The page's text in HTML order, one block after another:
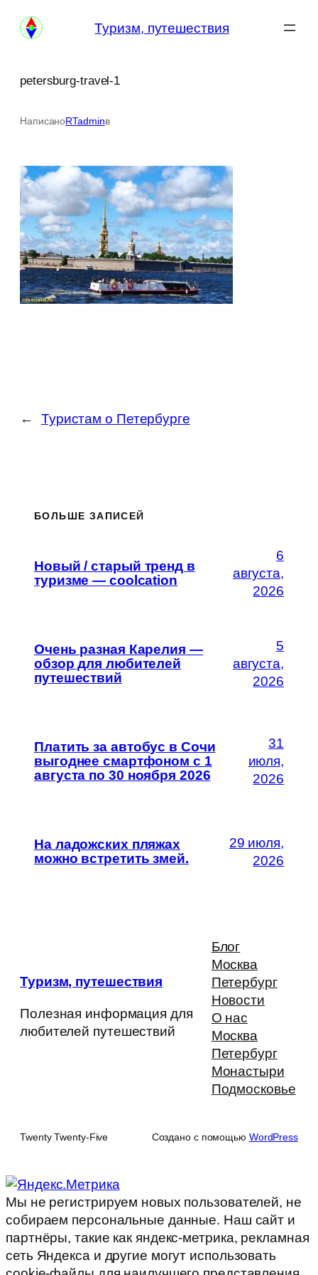
Перейти
Туризм, путешествия
petersburg-travel-1
НаписаноRTadminв
← Туристам о Петербурге
БОЛЬШЕ ЗАПИСЕЙ
Новый / старый тренд в
туризме — coolcation
6
августа,
2026
Очень разная Карелия —
обзор для любителей
путешествий
5
августа,
2026
Платить за автобус в Сочи
выгоднее смартфоном с 1
августа по 30 ноября 2026
31
июля,
2026
На ладожских пляжах
можно встретить змей.
29 июля,
2026
Туризм, путешествия
Полезная информация для
любителей путешествий
Блог
Москва
Петербург
Новости
О нас
Москва
Петербург
Монастыри
Подмосковье
Twenty Twenty-Five Создано с помощью WordPress
Мы не регистрируем новых пользователей, не
собираем персональные данные. Наш сайт и
партнёры, такие как яндекс-метрика, рекламная
сеть Яндекса и другие могут использовать